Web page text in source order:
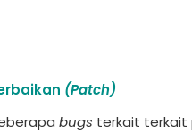
(Patch)
bugs terkait terkait